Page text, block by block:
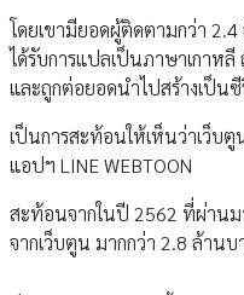
โดยเขามียอดผู้ติดตามกว่า
ได้รับการแปลเป็นภาษาเกา
และถูกต่อยอดนำไปสร้างเป็น
เป็นการสะท้อนให้เห็นว่าเว็บตู
แอปฯ LINE WEBTOON
สะท้อนจากในปี 2562 ที่ผ่าน
จากเว็บตูน มากกว่า 2.8 ล้านบ